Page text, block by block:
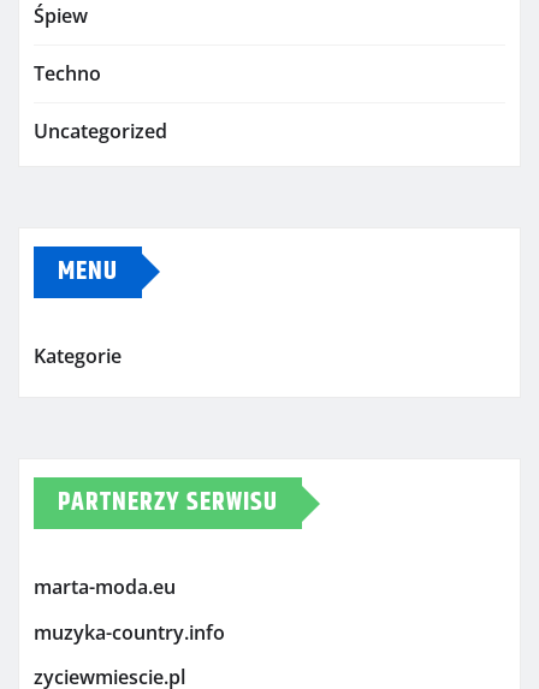
Śpiew
Techno
Uncategorized
MENU
Kategorie
PARTNERZY SERWISU
marta-moda.eu
muzyka-country.info
zyciewmiescie.pl